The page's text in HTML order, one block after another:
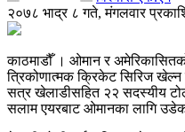
२०७८ भाद्र ८ गते, मंगलवार
काठमाडौँ । ओमान र
त्रिकोणात्मक क्रिकेट सिरिज
सत्र खेलाडीसहित २२ सदस्यीय
सलाम एयरबाट ओमानका लागि